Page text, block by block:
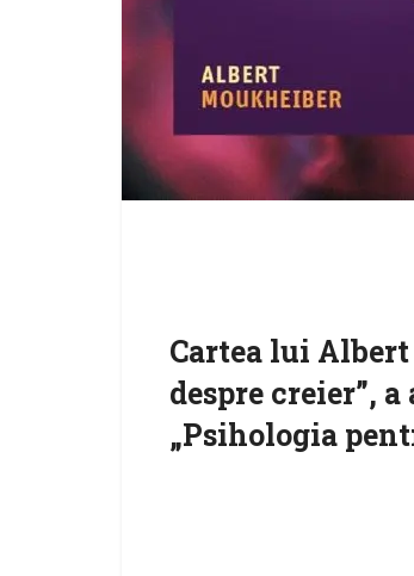
Cartea lui
despre creier”,
„Psihologia